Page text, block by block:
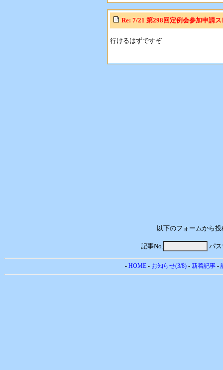
Re: 7/21 第298回定例会参加申請
行けるはずですぞ
以下のフォームから
記事No. パ
- HOME- お知らせ(3/8)- 新着記事-